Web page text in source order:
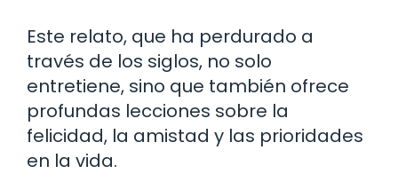
Este relato, que ha perdurado a
través de los siglos, no solo
entretiene, sino que también ofrece
profundas lecciones sobre la
felicidad, la amistad y las prioridades
en la vida.